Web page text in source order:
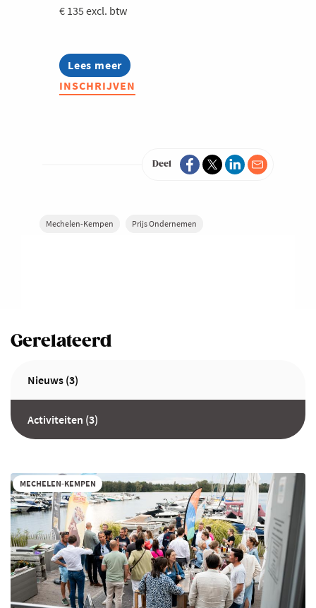
€ 135 excl. btw
Lees meer
about
Prijs
Ondernemen
INSCHRIJVEN
Deel
Mechelen-Kempen Prijs Ondernemen
Gerelateerd
Nieuws (3)
Activiteiten (3)
MECHELEN-KEMPEN